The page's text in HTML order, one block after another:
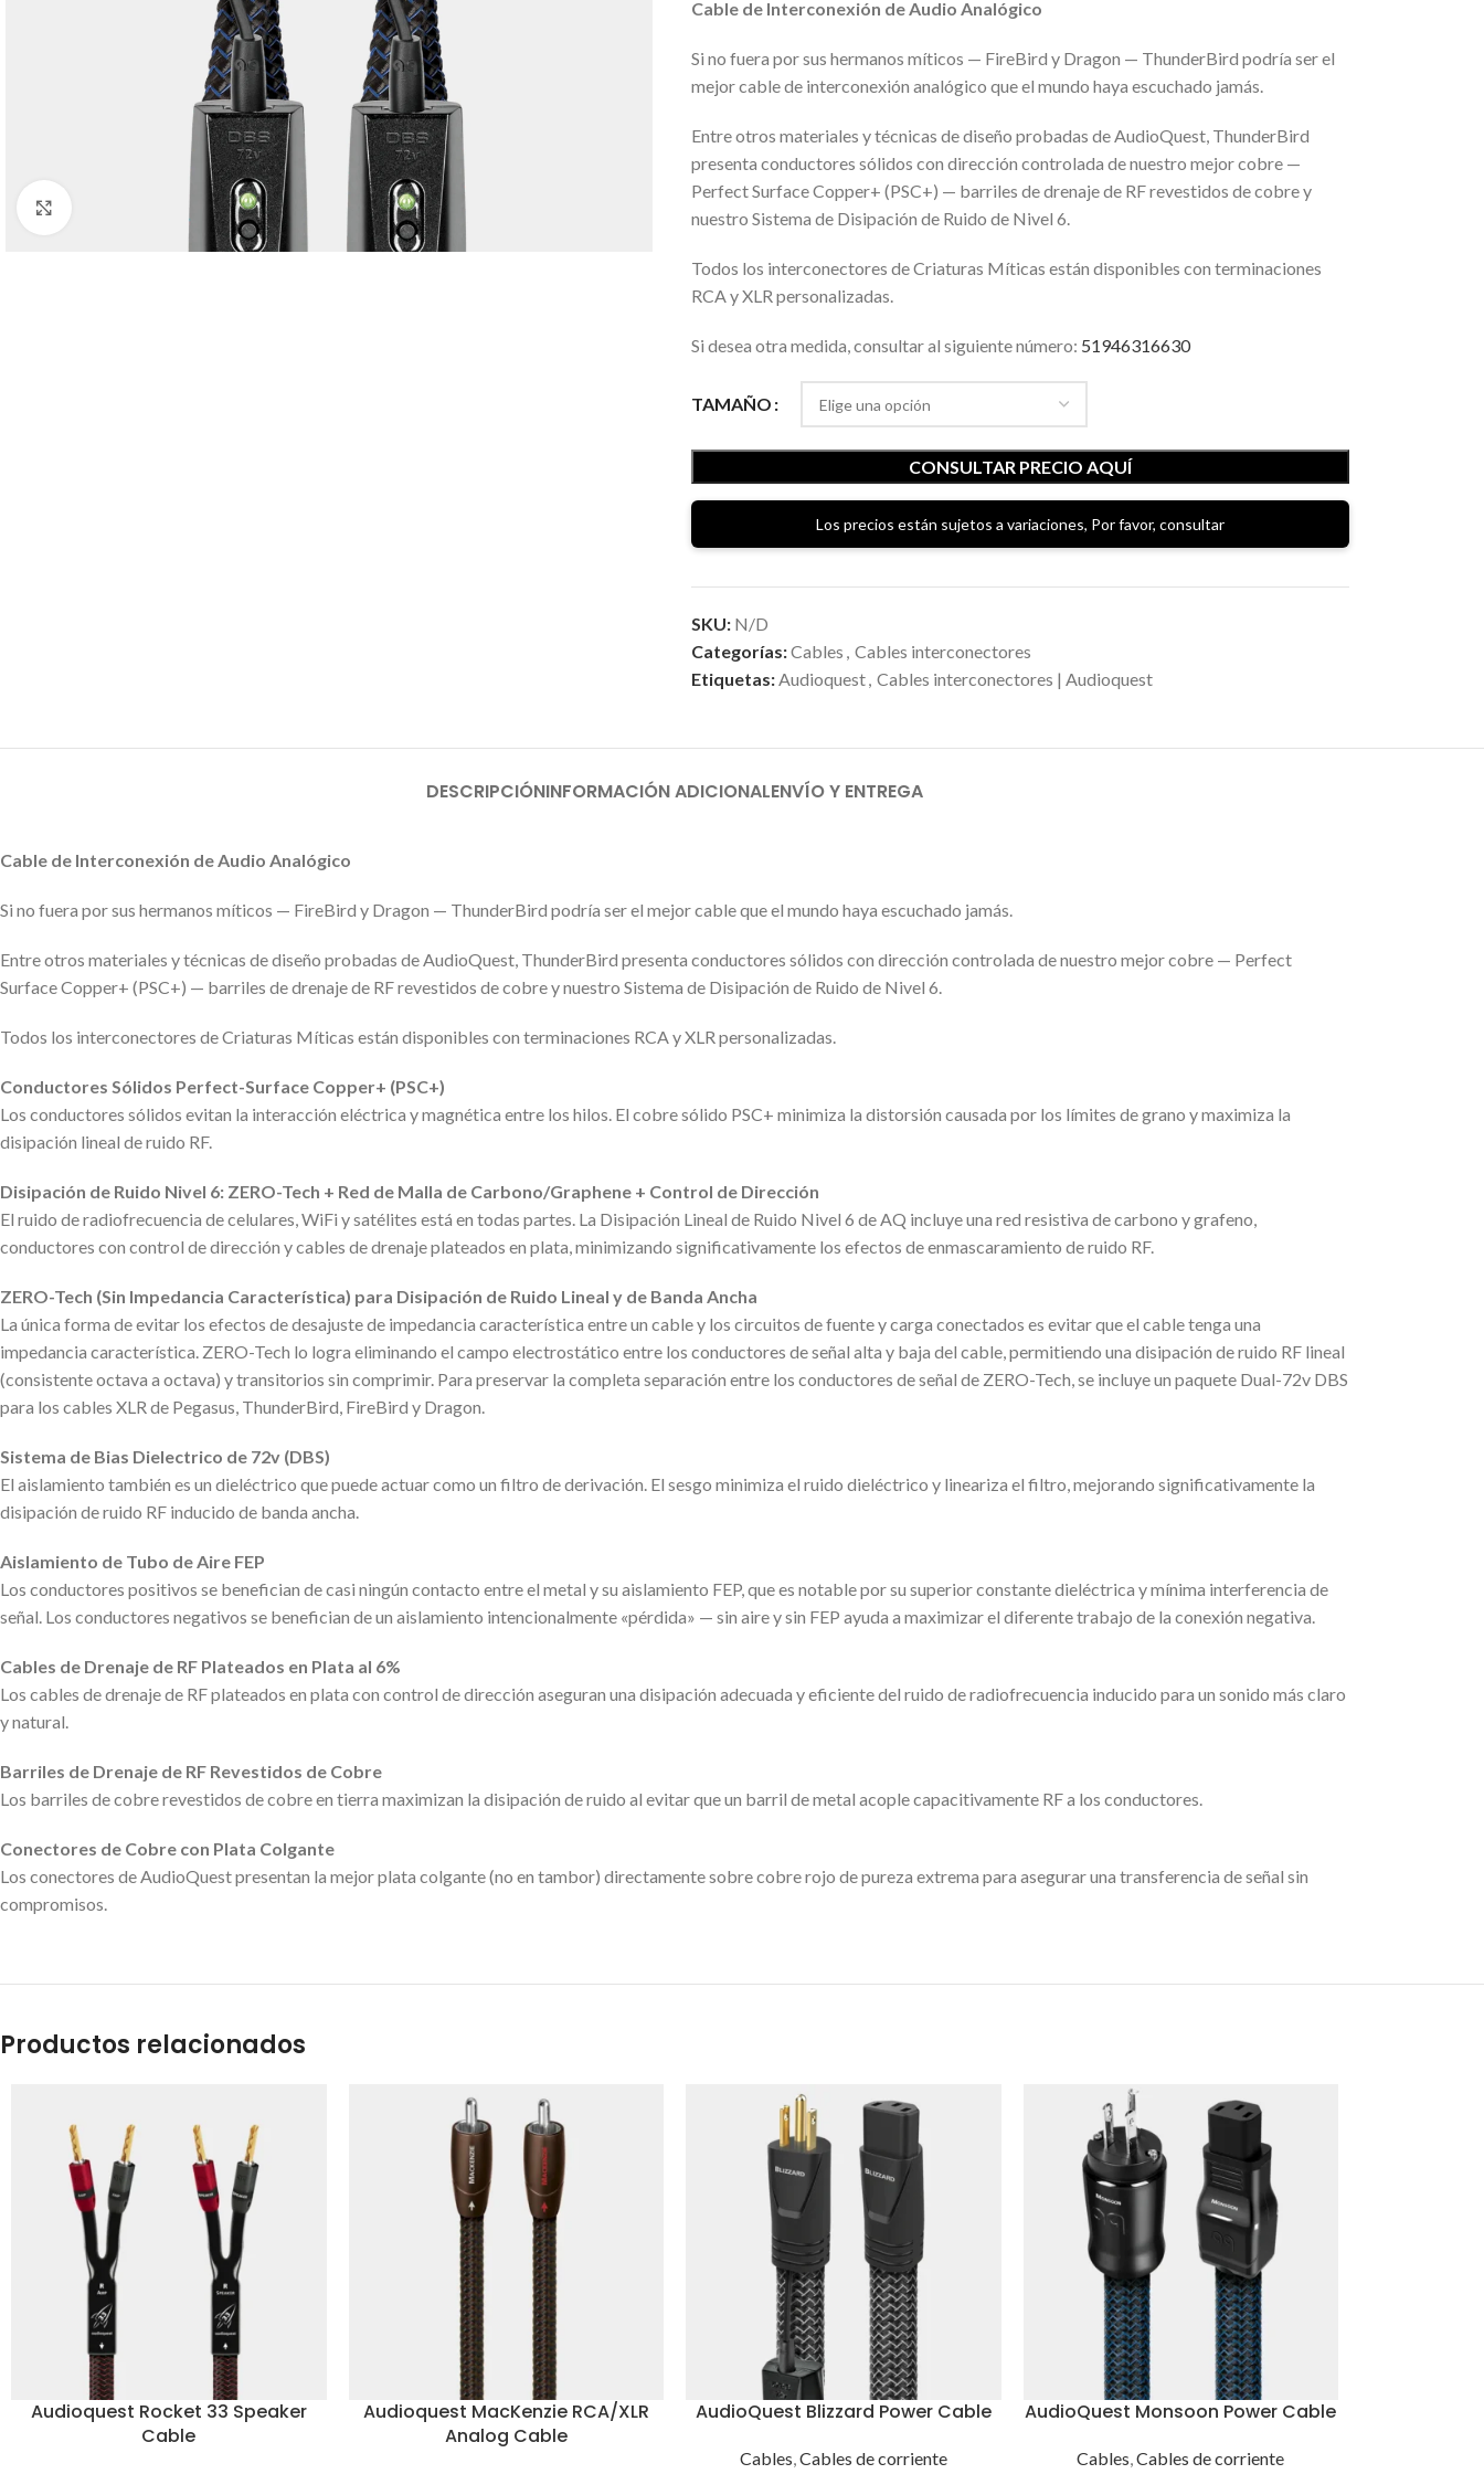
Click para agrandar imagen
Cable de Interconexión de Audio Analógico
Si no fuera por sus hermanos míticos — FireBird y Dragon — ThunderBird podría ser el
mejor cable de interconexión analógico que el mundo haya escuchado jamás.
Entre otros materiales y técnicas de diseño probadas de AudioQuest, ThunderBird
presenta conductores sólidos con dirección controlada de nuestro mejor cobre —
Perfect Surface Copper+ (PSC+) — barriles de drenaje de RF revestidos de cobre y
nuestro Sistema de Disipación de Ruido de Nivel 6.
Todos los interconectores de Criaturas Míticas están disponibles con terminaciones
RCA y XLR personalizadas.
Si desea otra medida, consultar al siguiente número: 51946316630
TAMAÑO
CONSULTAR PRECIO AQUÍ
Los precios están sujetos a variaciones, Por favor, consultar
SKU: N/D
Categorías:Cables , Cables interconectores
Etiquetas:Audioquest, Cables interconectores | Audioquest
DESCRIPCIÓNINFORMACIÓN ADICIONALENVÍO Y ENTREGA
Cable de Interconexión de Audio Analógico
Si no fuera por sus hermanos míticos — FireBird y Dragon — ThunderBird podría ser el mejor cable que el mundo haya escuchado jamás.
Entre otros materiales y técnicas de diseño probadas de AudioQuest, ThunderBird presenta conductores sólidos con dirección controlada de nuestro mejor cobre — Perfect
Surface Copper+ (PSC+) — barriles de drenaje de RF revestidos de cobre y nuestro Sistema de Disipación de Ruido de Nivel 6.
Todos los interconectores de Criaturas Míticas están disponibles con terminaciones RCA y XLR personalizadas.
Conductores Sólidos Perfect-Surface Copper+ (PSC+)
Los conductores sólidos evitan la interacción eléctrica y magnética entre los hilos. El cobre sólido PSC+ minimiza la distorsión causada por los límites de grano y maximiza la
disipación lineal de ruido RF.
Disipación de Ruido Nivel 6: ZERO-Tech + Red de Malla de Carbono/Graphene + Control de Dirección
El ruido de radiofrecuencia de celulares, WiFi y satélites está en todas partes. La Disipación Lineal de Ruido Nivel 6 de AQ incluye una red resistiva de carbono y grafeno,
conductores con control de dirección y cables de drenaje plateados en plata, minimizando significativamente los efectos de enmascaramiento de ruido RF.
ZERO-Tech (Sin Impedancia Característica) para Disipación de Ruido Lineal y de Banda Ancha
La única forma de evitar los efectos de desajuste de impedancia característica entre un cable y los circuitos de fuente y carga conectados es evitar que el cable tenga una
impedancia característica. ZERO-Tech lo logra eliminando el campo electrostático entre los conductores de señal alta y baja del cable, permitiendo una disipación de ruido RF lineal
(consistente octava a octava) y transitorios sin comprimir. Para preservar la completa separación entre los conductores de señal de ZERO-Tech, se incluye un paquete Dual-72v DBS
para los cables XLR de Pegasus, ThunderBird, FireBird y Dragon.
Sistema de Bias Dielectrico de 72v (DBS)
El aislamiento también es un dieléctrico que puede actuar como un filtro de derivación. El sesgo minimiza el ruido dieléctrico y lineariza el filtro, mejorando significativamente la
disipación de ruido RF inducido de banda ancha.
Aislamiento de Tubo de Aire FEP
Los conductores positivos se benefician de casi ningún contacto entre el metal y su aislamiento FEP, que es notable por su superior constante dieléctrica y mínima interferencia de
señal. Los conductores negativos se benefician de un aislamiento intencionalmente «pérdida» — sin aire y sin FEP ayuda a maximizar el diferente trabajo de la conexión negativa.
Cables de Drenaje de RF Plateados en Plata al 6%
Los cables de drenaje de RF plateados en plata con control de dirección aseguran una disipación adecuada y eficiente del ruido de radiofrecuencia inducido para un sonido más claro
y natural.
Barriles de Drenaje de RF Revestidos de Cobre
Los barriles de cobre revestidos de cobre en tierra maximizan la disipación de ruido al evitar que un barril de metal acople capacitivamente RF a los conductores.
Conectores de Cobre con Plata Colgante
Los conectores de AudioQuest presentan la mejor plata colgante (no en tambor) directamente sobre cobre rojo de pureza extrema para asegurar una transferencia de señal sin
compromisos.
Productos relacionados
Audioquest Rocket 33 Speaker
Cable
Audioquest MacKenzie RCA/XLR
Analog Cable
AudioQuest Blizzard Power Cable
Cables Cables de corriente
AudioQuest Monsoon Power Cable
Cables ,Cables de corriente